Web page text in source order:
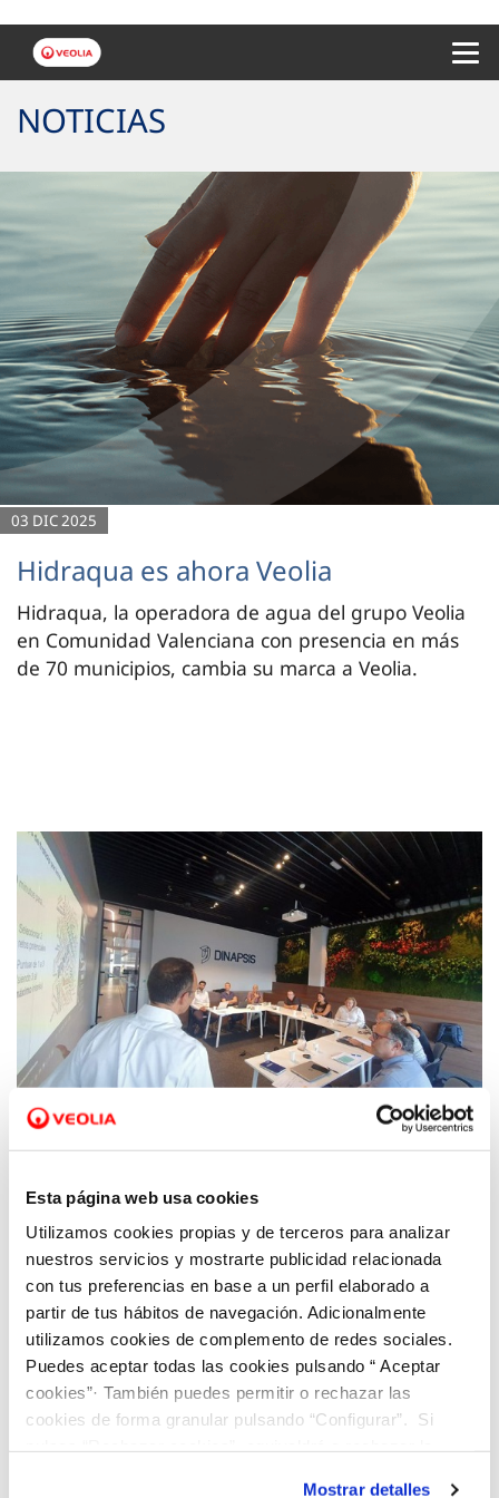
Esta página web usa cookies
Utilizamos cookies propias y de terceros para analizar
nuestros servicios y mostrarte publicidad relacionada
con tus preferencias en base a un perfil elaborado a
partir de tus hábitos de navegación. Adicionalmente
utilizamos cookies de complemento de redes sociales.
Puedes aceptar todas las cookies pulsando “ Aceptar
cookies”· También puedes permitir o rechazar las
cookies de forma granular pulsando “Configurar”. Si
Mostrar detalles
NOTICIAS
03 DIC 2025
Hidraqua es ahora Veolia
Hidraqua, la operadora de agua del grupo Veolia
en Comunidad Valenciana con presencia en más
de 70 municipios, cambia su marca a Veolia.
20 SEP 2024
Valenciana define el Plan de acción en el
territorio para los próximos años